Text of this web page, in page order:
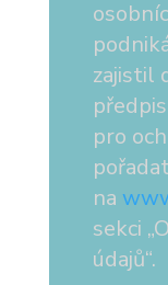
zajistil
pro
na
sekci
údajů“.